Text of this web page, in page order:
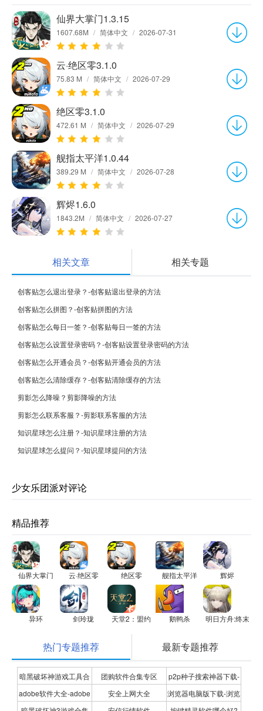
仙界大掌门1.3.15
1607.68M / 简体中文 / 2026-07-31
云·绝区零3.1.0
75.83 M / 简体中文 / 2026-07-29
绝区零3.1.0
472.61 M / 简体中文 / 2026-07-29
舰指太平洋1.0.44
389.29 M / 简体中文 / 2026-07-28
辉烬1.6.0
1843.2M / 简体中文 / 2026-07-27
相关文章 相关专题
创客贴怎么退出登录？-创客贴退出登录的方法
创客贴怎么拼图？-创客贴拼图的方法
创客贴怎么每日一签？-创客贴每日一签的方法
创客贴怎么设置登录密码？-创客贴设置登录密码的方法
创客贴怎么开通会员？-创客贴开通会员的方法
创客贴怎么清除缓存？-创客贴清除缓存的方法
剪影怎么降噪？剪影降噪的方法
剪影怎么联系客服？-剪影联系客服的方法
知识星球怎么注册？-知识星球注册的方法
知识星球怎么提问？-知识星球提问的方法
少女乐团派对评论
精品推荐
仙界大掌门 云·绝区零 绝区零 舰指太平洋 辉烬
异环 剑玲珑 天堂2：盟约 鹅鸭杀 明日方舟:终末地
热门专题推荐 最新专题推荐
暗黑破坏神游戏工具合
集
团购软件合集专区
p2p种子搜索神器下载-
P2P种子搜索神器专题
adobe软件大全-adobe
安全上网大全
浏览器电脑版下载-浏览